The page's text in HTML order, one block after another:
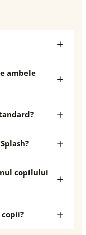
ambele
copilului